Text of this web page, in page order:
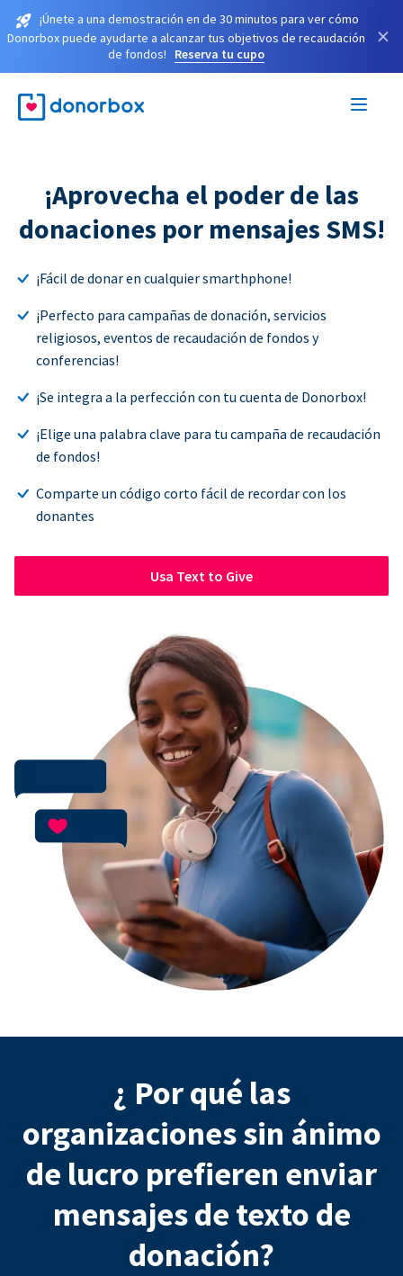
¡Únete a una demostración en de 30 minutos para ver cómo
Donorbox puede ayudarte a alcanzar tus objetivos de recaudación
de fondos!
Reserva tu cupo
×
¡Aprovecha el poder de las
donaciones por mensajes SMS!
¡Fácil de donar en cualquier smarthphone!
¡Perfecto para campañas de donación, servicios
religiosos, eventos de recaudación de fondos y
conferencias!
¡Se integra a la perfección con tu cuenta de Donorbox!
¡Elige una palabra clave para tu campaña de recaudación
de fondos!
Comparte un código corto fácil de recordar con los
donantes
Usa Text to Give
¿ Por qué las
organizaciones sin ánimo
de lucro prefieren enviar
mensajes de texto de
donación?